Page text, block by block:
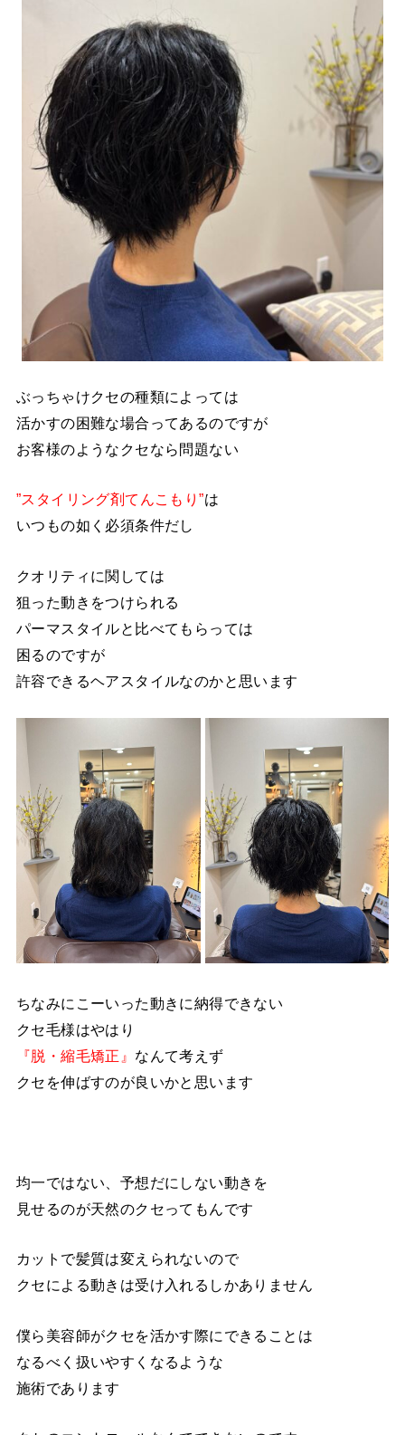
ぶっちゃけクセの種類によっては
活かすの困難な場合ってあるのですが
お客様のようなクセなら問題ない
”スタイリング剤てんこもり”は
いつもの如く必須条件だし
クオリティに関しては
狙った動きをつけられる
パーマスタイルと比べてもらっては
困るのですが
許容できるヘアスタイルなのかと思います
ちなみにこーいった動きに納得できない
クセ毛様はやはり
『脱・縮毛矯正』 なんて考えず
クセを伸ばすのが良いかと思います
均一ではない、予想だにしない動きを
見せるのが天然のクセってもんです
カットで髪質は変えられないので
クセによる動きは受け入れるしかありません
僕ら美容師がクセを活かす際にできることは
なるべく扱いやすくなるような
施術であります